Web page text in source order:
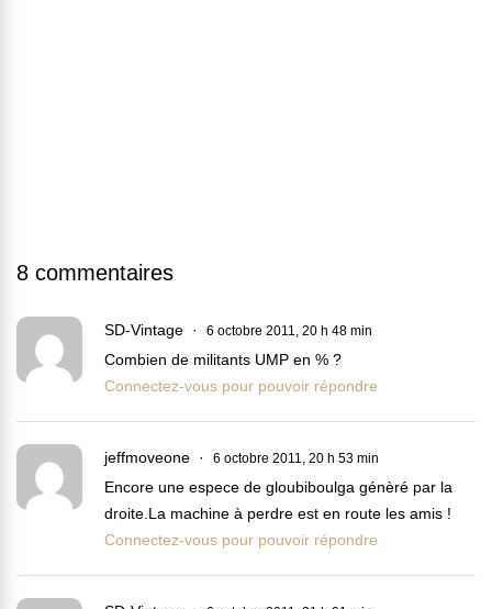
8 commentaires
SD-Vintage 6 octobre 2011, 20 h 48 min
Combien de militants UMP en % ?
Connectez-vous pour pouvoir répondre
jeffmoveone 6 octobre 2011, 20 h 53 min
Encore une espece de gloubiboulga génèré par la
droite.La machine à perdre est en route les amis !
Connectez-vous pour pouvoir répondre